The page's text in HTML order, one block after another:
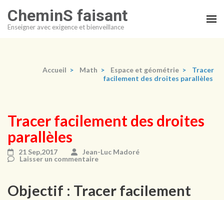
au
contenu
CheminS faisant
Enseigner avec exigence et bienveillance
Accueil > Math > Espace et géométrie >
Tracer
facilement des droites parallèles
Tracer facilement des droites
parallèles
21 Sep,2017
Jean-Luc Madoré
Laisser un commentaire
Objectif : Tracer facilement